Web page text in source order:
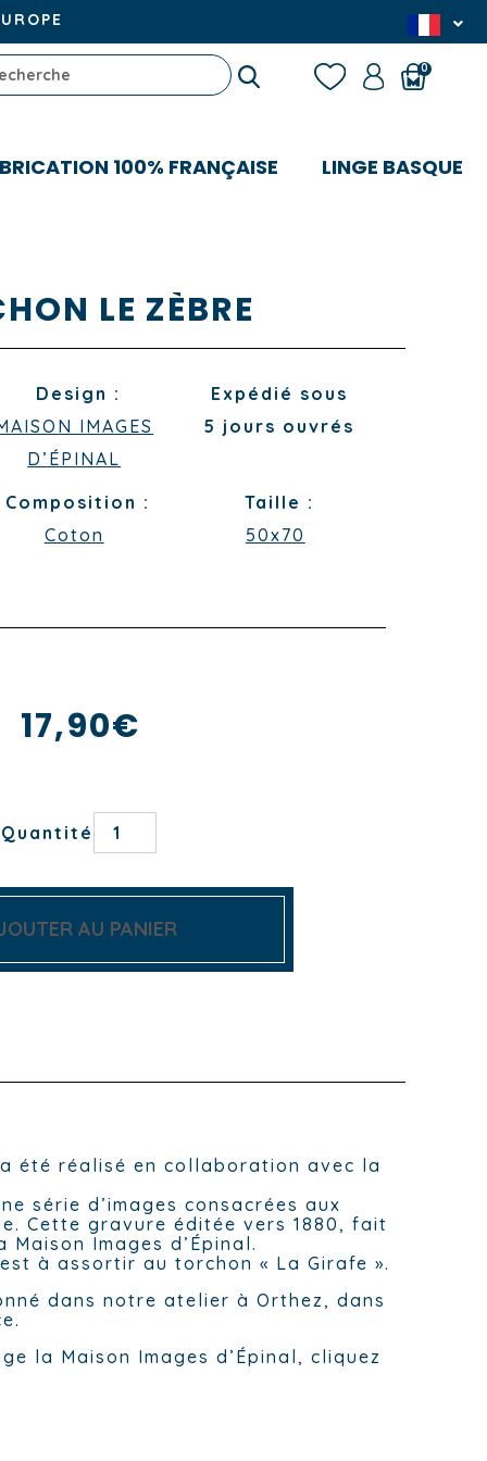
0
100% FRANÇAISE LINGE BASQUE
LE ZÈBRE
Design :
IMAGES
D’ÉPINAL
Expédié sous
5 jours ouvrés
Composition :
Coton
Taille :
50x70
17,90€
Quantité
quantité
de
TORCHON
ZÈBRE
AU PANIER
été réalisé en collaboration avec la
série d’images consacrées aux
Cette gravure éditée vers 1880, fait
Images d’Épinal.
à assortir au torchon « La Girafe ».
dans notre atelier à Orthez, dans
la Maison Images d’Épinal, cliquez